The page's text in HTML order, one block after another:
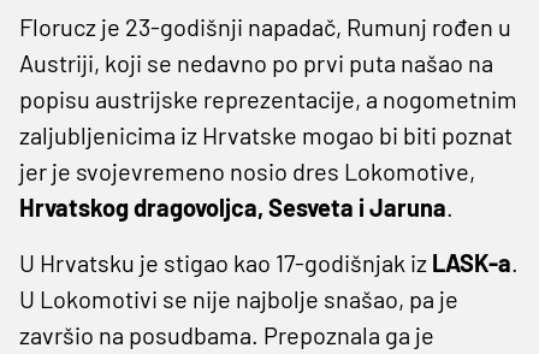
Florucz je 23-godišnji napadač, Rumunj rođen u
Austriji, koji se nedavno po prvi puta našao na
popisu austrijske reprezentacije, a nogometnim
zaljubljenicima iz Hrvatske mogao bi biti poznat
jer je svojevremeno nosio dres Lokomotive,
Hrvatskog dragovoljca, Sesveta i Jaruna.
U Hrvatsku je stigao kao 17-godišnjak iz LASK-a.
U Lokomotivi se nije najbolje snašao, pa je
završio na posudbama. Prepoznala ga je